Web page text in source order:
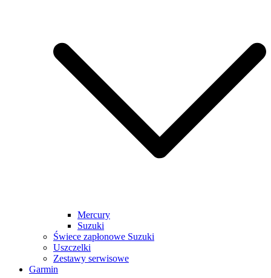
Mercury
Suzuki
Świece zapłonowe Suzuki
Uszczelki
Zestawy serwisowe
Garmin